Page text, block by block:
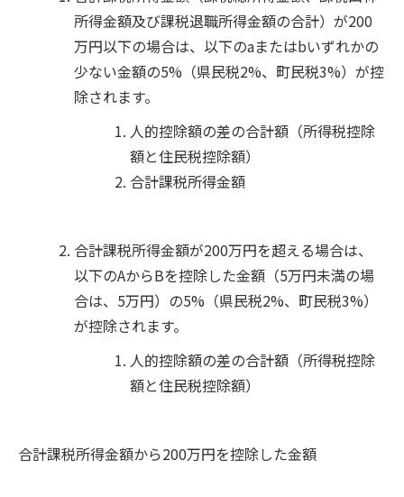
所得金額及び課税退職所得金額の合計）が200
万円以下の場合は、以下のaまたはbいずれかの
少ない金額の5%（県民税2%、町民税3%）が控
除されます。
人的控除額の差の合計額（所得税控除
額と住民税控除額）
合計課税所得金額
合計課税所得金額が200万円を超える場合は、
以下のAからBを控除した金額（5万円未満の場
合は、5万円）の5%（県民税2%、町民税3%）
が控除されます。
人的控除額の差の合計額（所得税控除
額と住民税控除額）
合計課税所得金額から200万円を控除した金額